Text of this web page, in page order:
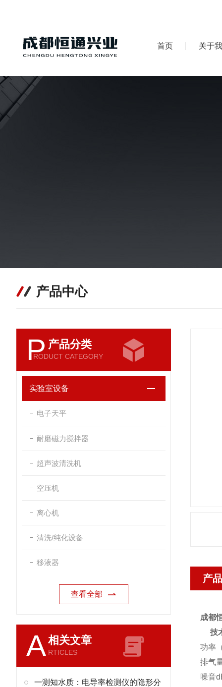
首页 关于
产品中心
P 产品分类
RODUCT CATEGORY
实验室设备
电子天平
耐磨磁力搅拌器
超声波清洗机
空压机
离心机
清洗/纯化设备
移液器
查看全部
A相关文章
RTICLES
一测知水质：电导率检测仪的隐形分
产
成都
技
功率
排气
噪音